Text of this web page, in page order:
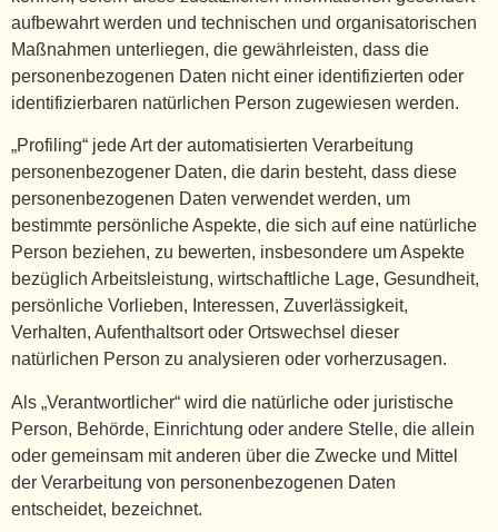
aufbewahrt werden und technischen und organisatorischen
Maßnahmen unterliegen, die gewährleisten, dass die
personenbezogenen Daten nicht einer identifizierten oder
identifizierbaren natürlichen Person zugewiesen werden.
„Profiling“ jede Art der automatisierten Verarbeitung
personenbezogener Daten, die darin besteht, dass diese
personenbezogenen Daten verwendet werden, um
bestimmte persönliche Aspekte, die sich auf eine natürliche
Person beziehen, zu bewerten, insbesondere um Aspekte
bezüglich Arbeitsleistung, wirtschaftliche Lage, Gesundheit,
persönliche Vorlieben, Interessen, Zuverlässigkeit,
Verhalten, Aufenthaltsort oder Ortswechsel dieser
natürlichen Person zu analysieren oder vorherzusagen.
Als „Verantwortlicher“ wird die natürliche oder juristische
Person, Behörde, Einrichtung oder andere Stelle, die allein
oder gemeinsam mit anderen über die Zwecke und Mittel
der Verarbeitung von personenbezogenen Daten
entscheidet, bezeichnet.